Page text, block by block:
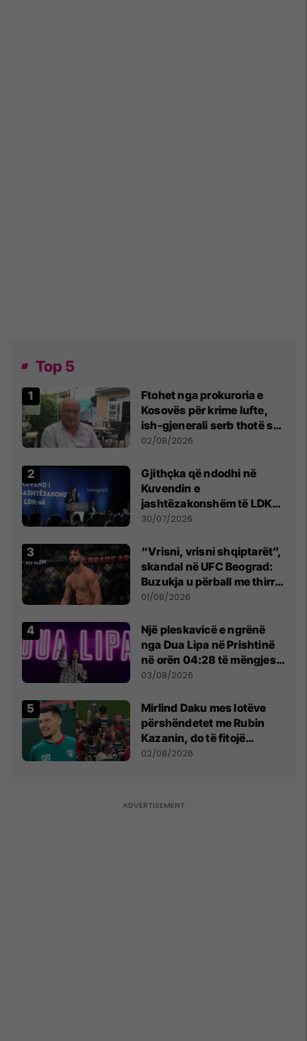
Top 5
Ftohet nga prokuroria e
Kosovës për krime lufte,
ish-gjenerali serb thotë se
dikush e tradhtoi në
02/08/2026
Gjithçka që ndodhi në
Kuvendin e
jashtëzakonshëm të LDK-
së
30/07/2026
“Vrisni, vrisni shqiptarët”,
skandal në UFC Beograd:
Buzukja u përball me thirrje
anti-shqiptare nga
01/08/2026
Një pleskavicë e ngrënë
nga Dua Lipa në Prishtinë
në orën 04:28 të mëngjesit
- dhe bota digjitale serbe
03/08/2026
Mirlind Daku mes lotëve
përshëndetet me Rubin
Kazanin, do të fitojë
miliona te Spartak Moska
02/08/2026